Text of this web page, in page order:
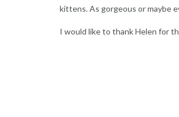
kittens. As gorgeous or maybe
I would like to thank Helen for